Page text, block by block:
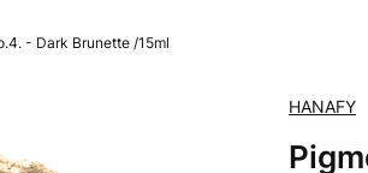
- Dark Brunette /15ml
HANAFY